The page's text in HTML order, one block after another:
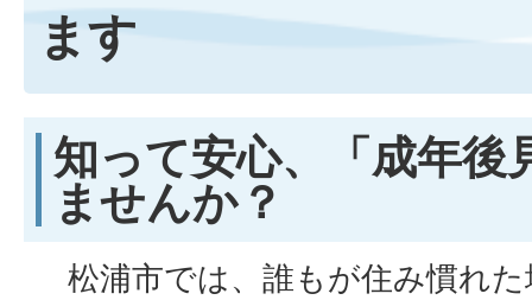
ます
知って安心、「成年後
ませんか？
松浦市では、誰もが住み慣れ